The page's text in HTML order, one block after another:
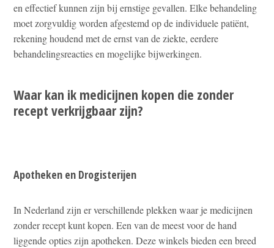
en effectief kunnen zijn bij ernstige gevallen. Elke behandeling
moet zorgvuldig worden afgestemd op de individuele patiënt,
rekening houdend met de ernst van de ziekte, eerdere
behandelingsreacties en mogelijke bijwerkingen.
Waar kan ik medicijnen kopen die zonder
recept verkrijgbaar zijn?
Apotheken en Drogisterijen
In Nederland zijn er verschillende plekken waar je medicijnen
zonder recept kunt kopen. Een van de meest voor de hand
liggende opties zijn apotheken. Deze winkels bieden een breed